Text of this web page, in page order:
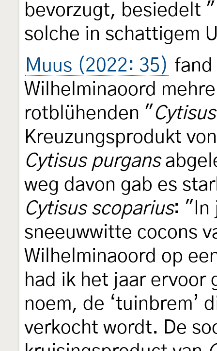
bevorzugt, besiedelt "
solche in schattigem
Muus (2022: 35) fand
Wilhelminaoord
rotblühenden " Cytisus
Kreuzungsprodukt
Cytisus purgans
weg davon gab es
Cytisus scoparius: "In
sneeuwwitte cocons
Wilhelminaoord op
had ik het jaar ervoor
noem, de ‘tuinbrem’
verkocht wordt. De